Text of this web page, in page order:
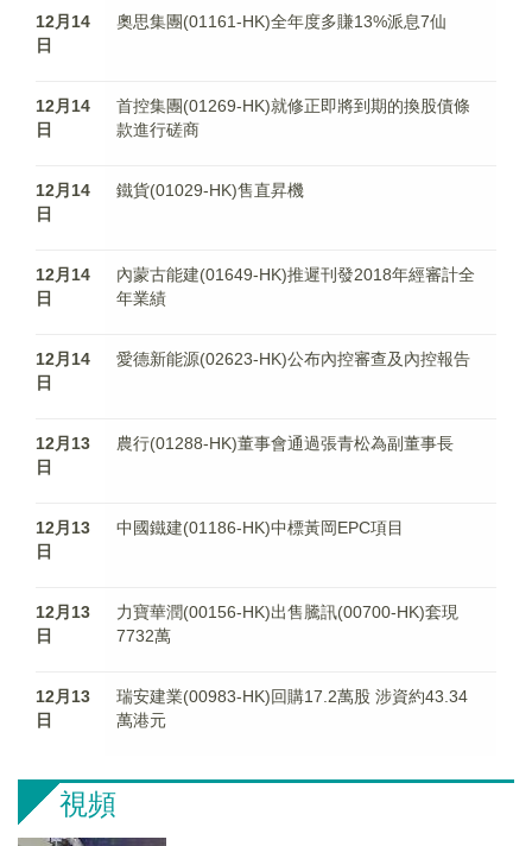
12月14
日
奧思集團(01161-HK)全年度多賺13%派息7仙
12月14
日
首控集團(01269-HK)就修正即將到期的換股債條
款進行磋商
12月14
日
鐵貨(01029-HK)售直昇機
12月14
日
內蒙古能建(01649-HK)推遲刊發2018年經審計全
年業績
12月14
日
愛德新能源(02623-HK)公布內控審查及內控報告
12月13
日
農行(01288-HK)董事會通過張青松為副董事長
12月13
日
中國鐵建(01186-HK)中標黃岡EPC項目
12月13
日
力寶華潤(00156-HK)出售騰訊(00700-HK)套現
7732萬
12月13
日
瑞安建業(00983-HK)回購17.2萬股 涉資約43.34
萬港元
視頻